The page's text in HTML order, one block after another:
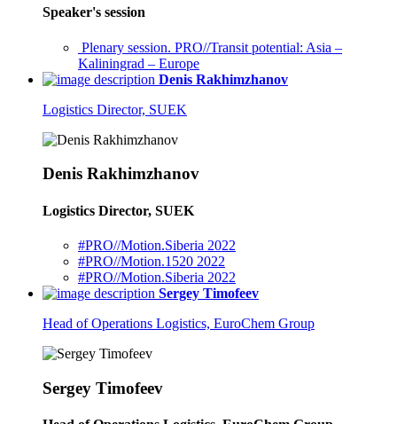
Speaker's session
Plenary session. PRO//Transit potential: Asia –
Kaliningrad – Europe
Denis Rakhimzhanov
Logistics Director, SUEK
Denis Rakhimzhanov
Logistics Director, SUEK
#PRO//Motion.Siberia 2022
#PRO//Motion.1520 2022
#PRO//Motion.Siberia 2022
Sergey Timofeev
Head of Operations Logistics, EuroChem Group
Sergey Timofeev